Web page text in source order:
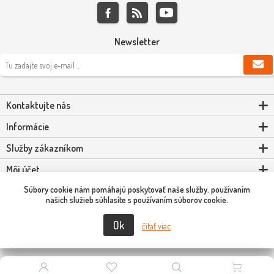
Newsletter
Kontaktujte nás
Informácie
Služby zákazníkom
Môj účet
Powered bynopCommerce
Copyright © 2026 Scooter-Tuning SK. Všetky práva vyhradené.
Súbory cookie nám pomáhajú poskytovať naše služby. používaním
našich služieb súhlasíte s používaním súborov cookie.
Ok čítať viac